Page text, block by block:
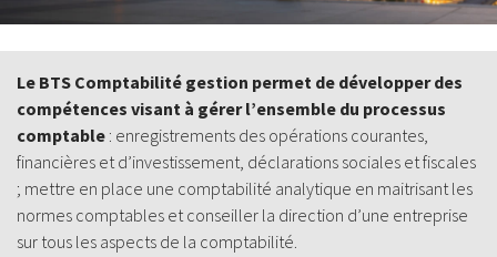
Le BTS Comptabilité gestion permet de développer des
compétences visant à gérer l’ensemble du processus
comptable : enregistrements des opérations courantes,
financières et d’investissement, déclarations sociales et fiscales
; mettre en place une comptabilité analytique en maitrisant les
normes comptables et conseiller la direction d’une entreprise
sur tous les aspects de la comptabilité.